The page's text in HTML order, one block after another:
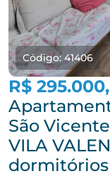
Código: 41406
R$
São
VILA
dormitórios